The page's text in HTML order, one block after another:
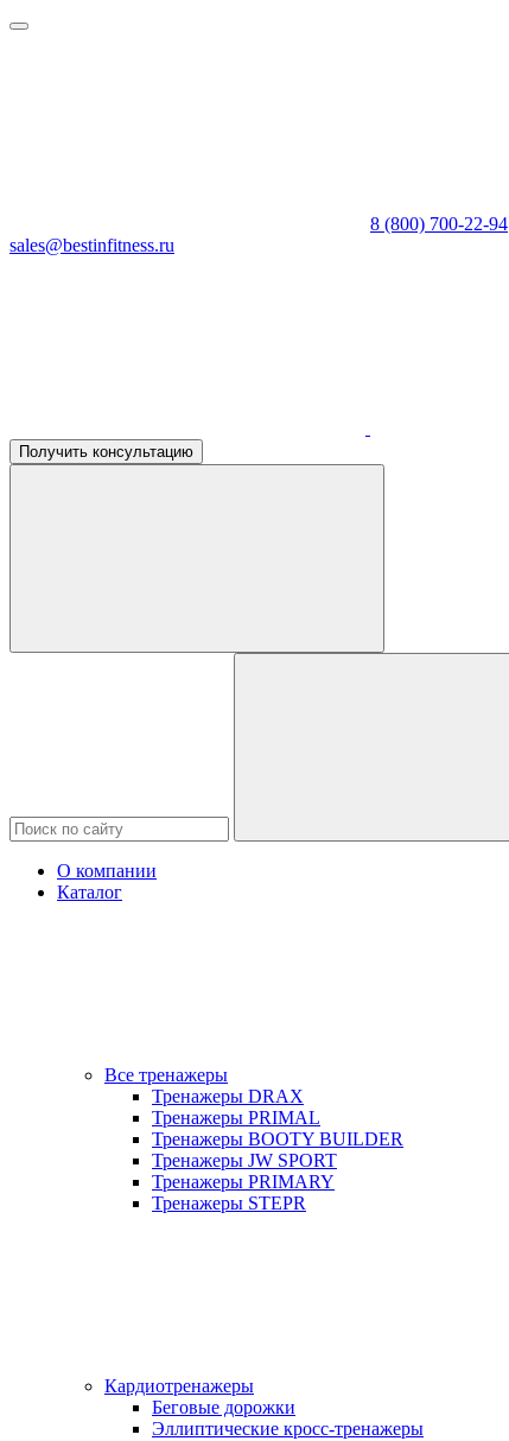
8 (800) 700-22-94
sales@bestinfitness.ru
Получить консультацию
О компании
Каталог
Все тренажеры
Тренажеры DRAX
Тренажеры PRIMAL
Тренажеры BOOTY BUILDER
Тренажеры JW SPORT
Тренажеры PRIMARY
Тренажеры STEPR
Кардиотренажеры
Беговые дорожки
Эллиптические кросс-тренажеры